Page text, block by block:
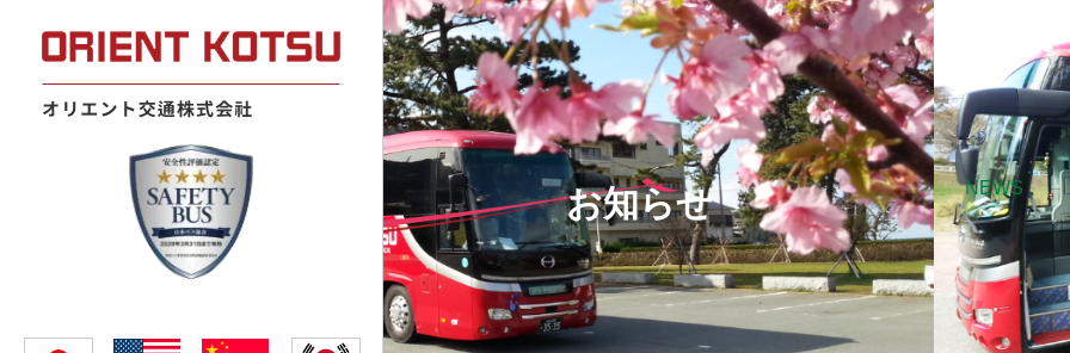
お知らせ NEWS